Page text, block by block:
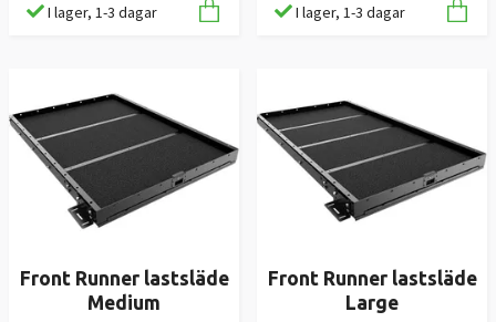
I lager, 1-3 dagar I lager, 1-3 dagar
Front Runner lastsläde
Medium
Front Runner lastsläde
Large